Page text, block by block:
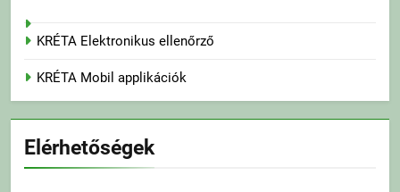
KRÉTA Elektronikus ellenőrző
KRÉTA Mobil applikációk
Elérhetőségek